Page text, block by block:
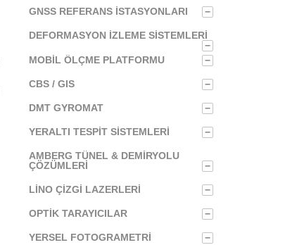
GNSS REFERANS İSTASYONLARI −
DEFORMASYON İZLEME SISTEMLERI
−
MOBIL ÖLÇME PLATFORMU
−
CBS / GIS −
DMT GYROMAT −
YERALTI TESPIT SISTEMLERI −
AMBERG TÜNEL & DEMIRYOLU
ÇÖZÜMLERI
−
LINO ÇIZGI LAZERLERI −
OPTIK TARAYICILAR −
YERSEL FOTOGRAMETRI −